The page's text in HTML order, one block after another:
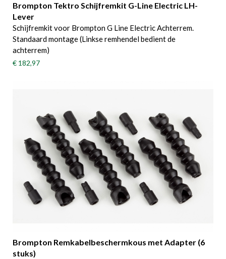
Brompton Tektro Schijfremkit G-Line Electric LH-
Lever
Schijfremkit voor Brompton G Line Electric Achterrem.
Standaard montage (Linkse remhendel bedient de
achterrem)
€ 182,97
Brompton Remkabelbeschermkous met Adapter (6
stuks)